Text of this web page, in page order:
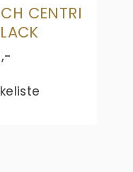
CENTRI
,-